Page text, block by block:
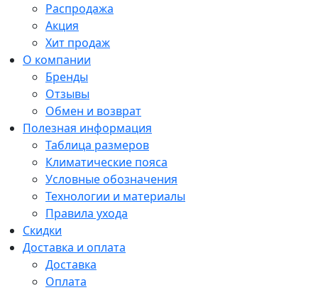
Распродажа
Акция
Хит продаж
О компании
Бренды
Отзывы
Обмен и возврат
Полезная информация
Таблица размеров
Климатические пояса
Условные обозначения
Технологии и материалы
Правила ухода
Скидки
Доставка и оплата
Доставка
Оплата